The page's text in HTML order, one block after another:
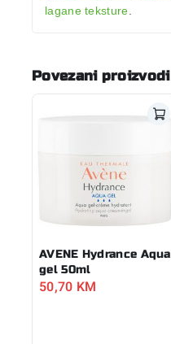
lagane teksture.
Povezani proizvodi
AVENE Hydrance Aqua
gel 50ml
50,70 KM